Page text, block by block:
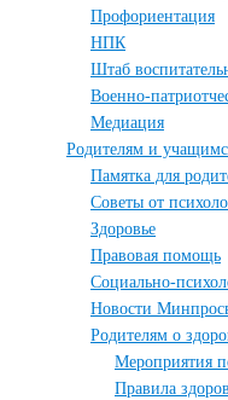
Профориентация
НПК
Штаб
Военно-
Медиация
Родителям и
Памятка для
Советы от
Здоровье
Правовая помощь
Социально-
Новости
Родителям о
Мероприятия
Правила